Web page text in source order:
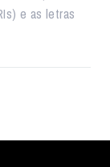
e as letras